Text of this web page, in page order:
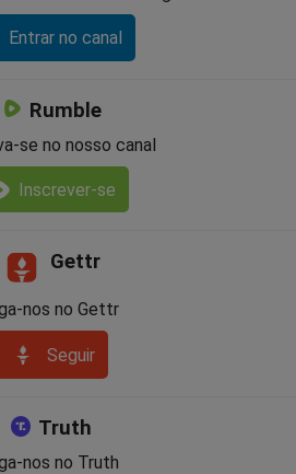
Entrar no canal
Rumble
se no nosso canal
Inscrever-se
Gettr
nos no Gettr
Seguir
Truth
nos no Truth